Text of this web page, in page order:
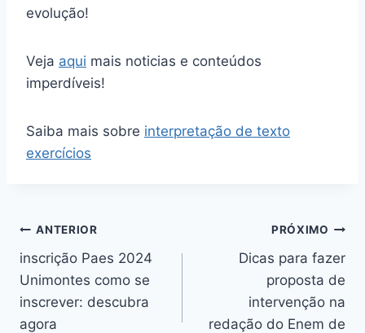
evolução!
Veja aqui mais noticias e conteúdos
imperdíveis!
Saiba mais sobre interpretação de texto
exercícios
Navegação
de
Post
ANTERIOR
inscrição Paes 2024
Unimontes como se
inscrever: descubra
agora
PRÓXIMO
Dicas para fazer
proposta de
intervenção na
redação do Enem de